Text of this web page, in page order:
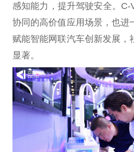
感知能力，提升驾驶安全。C-
协同的高价值应用场景，也进
赋能智能网联汽车创新发展，
显著。